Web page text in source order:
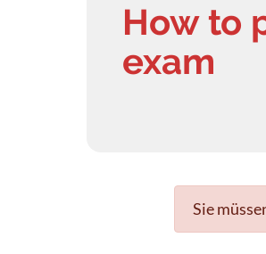
How to
exam
Sie